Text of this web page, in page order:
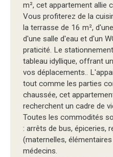
m², cet appartement allie
Vous profiterez de la
la terrasse de 16 m²,
d'une salle d'eau et d'un
praticité. Le
tableau idyllique, offrant
vos déplacements..
tout comme les parties
chaussée, cet
recherchent un cadre de
Toutes les commodités
: arrêts de bus, épiceries,
(maternelles,
médecins.